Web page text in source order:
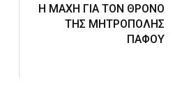
Η ΜΑΧΗ ΓΙΑ ΤΟΝ ΘΡΟΝΟ
ΤΗΣ ΜΗΤΡΟΠΟΛΗΣ
ΠΑΦΟΥ